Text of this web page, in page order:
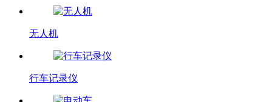
无人机
行车记录仪